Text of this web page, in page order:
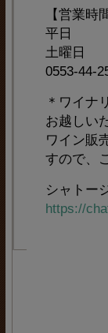
【営業時
平日
土曜日
0553-44-
＊ワイナ
お越しい
ワイン販
すので、
シャトー
https://